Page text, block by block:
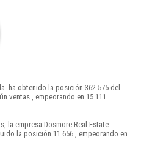
ha obtenido la posición 362.575 del
ventas , empeorando en 15.111
la empresa Dosmore Real Estate
la posición 11.656 , empeorando en